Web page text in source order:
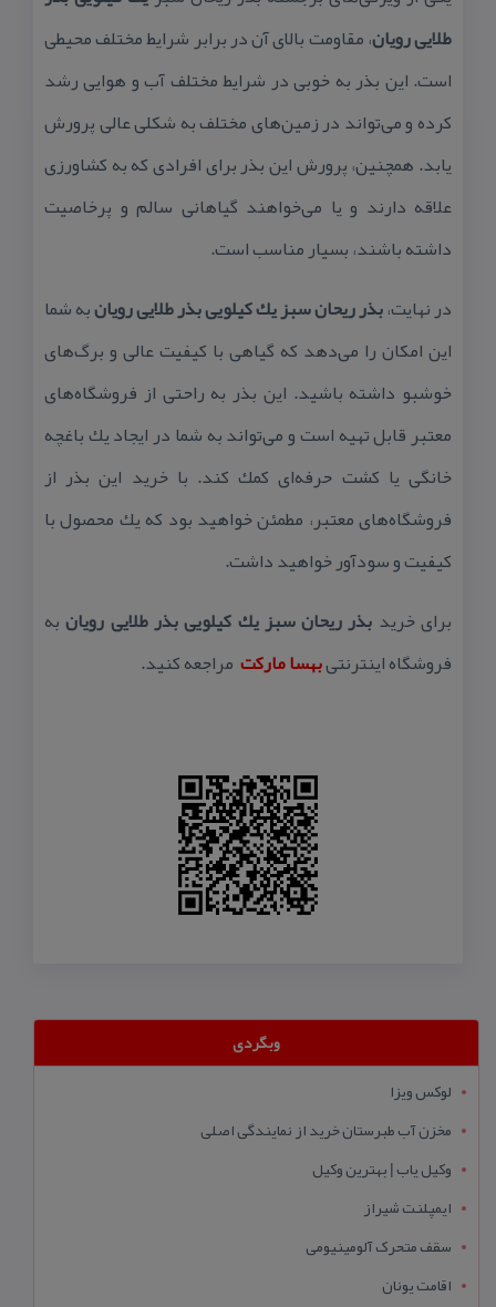
طلایی رویان، مقاومت بالای آن در برابر شرایط مختلف محیطی
است. این بذر به خوبی در شرایط مختلف آب و هوایی رشد
كرده و می‌تواند در زمین‌های مختلف به شكلی عالی پرورش
یابد. همچنین، پرورش این بذر برای افرادی كه به كشاورزی
علاقه دارند و یا می‌خواهند گیاهانی سالم و پرخاصیت
داشته باشند، بسیار مناسب است.
در نهایت،بذر ریحان سبز یك كیلویی بذر طلایی رویانبه شما
این امكان را می‌دهد كه گیاهی با كیفیت عالی و برگ‌های
خوشبو داشته باشید. این بذر به راحتی از فروشگاه‌های
معتبر قابل تهیه است و می‌تواند به شما در ایجاد یك باغچه
خانگی یا كشت حرفه‌ای كمك كند. با خرید این بذر از
فروشگاه‌های معتبر، مطمئن خواهید بود كه یك محصول با
كیفیت و سودآور خواهید داشت.
برای خرید بذر ریحان سبز یك كیلویی بذر طلایی رویانبه
فروشگاه اینترنتیبهسا ماركت مراجعه كنید.
وبگردی
لوکس ویزا
مخزن آب طبرستان خرید از نمایندگی اصلی
وکیل یاب | بهترین وکیل
ایمپلنت شیراز
سقف متحرک آلومینیومی
اقامت یونان